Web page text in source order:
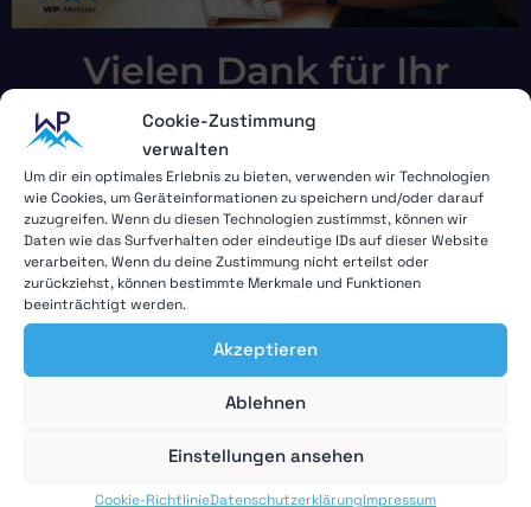
Cookie-Zustimmung
verwalten
Um dir ein optimales Erlebnis zu bieten, verwenden wir Technologien
wie Cookies, um Geräteinformationen zu speichern und/oder darauf
zuzugreifen. Wenn du diesen Technologien zustimmst, können wir
Daten wie das Surfverhalten oder eindeutige IDs auf dieser Website
verarbeiten. Wenn du deine Zustimmung nicht erteilst oder
zurückziehst, können bestimmte Merkmale und Funktionen
beeinträchtigt werden.
Akzeptieren
Ablehnen
Einstellungen ansehen
Cookie-RichtlinieDatenschutzerklärungImpressum
Vielen Dank für Ihr
Interesse!
Wir melden uns innerhalb von 48 Stunden
verlässlich bei Ihnen.
WordPress Betreuung